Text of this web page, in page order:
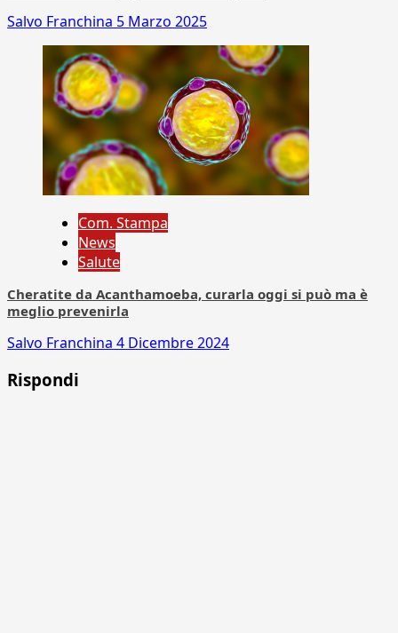
Salvo Franchina 5 Marzo 2025
Com. Stampa
News
Salute
Cheratite da Acanthamoeba, curarla oggi si può ma è
meglio prevenirla
Salvo Franchina 4 Dicembre 2024
Rispondi